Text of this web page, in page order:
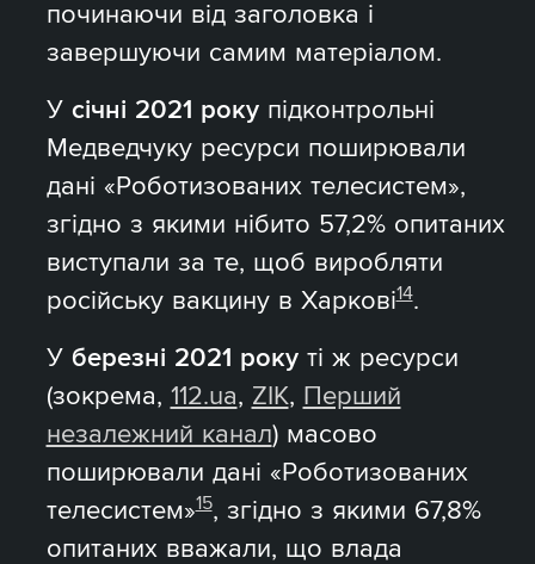
починаючи від заголовка і
завершуючи самим матеріалом.
У січні 2021 рокупідконтрольні
Медведчуку ресурси поширювали
дані «Роботизованих телесистем»,
згідно з якими нібито 57,2% опитаних
виступали за те, щоб виробляти
російську вакцину в Харкові14.
У березні 2021 рокуті ж ресурси
(зокрема, 112.ua, ZIK, Перший
незалежний канал) масово
поширювали дані «Роботизованих
телесистем»15, згідно з якими 67,8%
опитаних вважали, що влада